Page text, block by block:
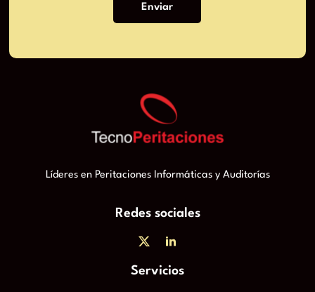
Líderes en Peritaciones Informáticas y Auditorías
Redes sociales
Servicios